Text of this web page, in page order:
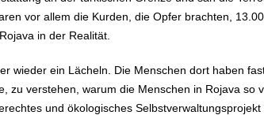
vor allem die Kurden, die Opfer brachten,
in der Realität.
wieder ein Lächeln. Die Menschen dort haben
verstehen, warum die Menschen in Rojava so
und ökologisches